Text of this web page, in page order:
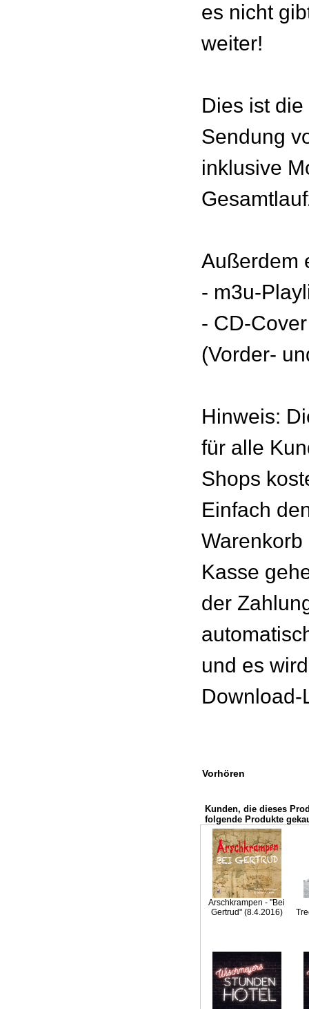
es nicht
weiter!
Dies ist
Sendung
inklusive
Außerdem
- m3u-
- CD-
(Vorder-
Hinweis:
für alle
Shops
Einfach
Kasse
der
und es
Download-
Vorhören
Kunden, die dieses
folgende Produkte
Arschkrampen - "Bei
Gertrud" (8.4.2016)